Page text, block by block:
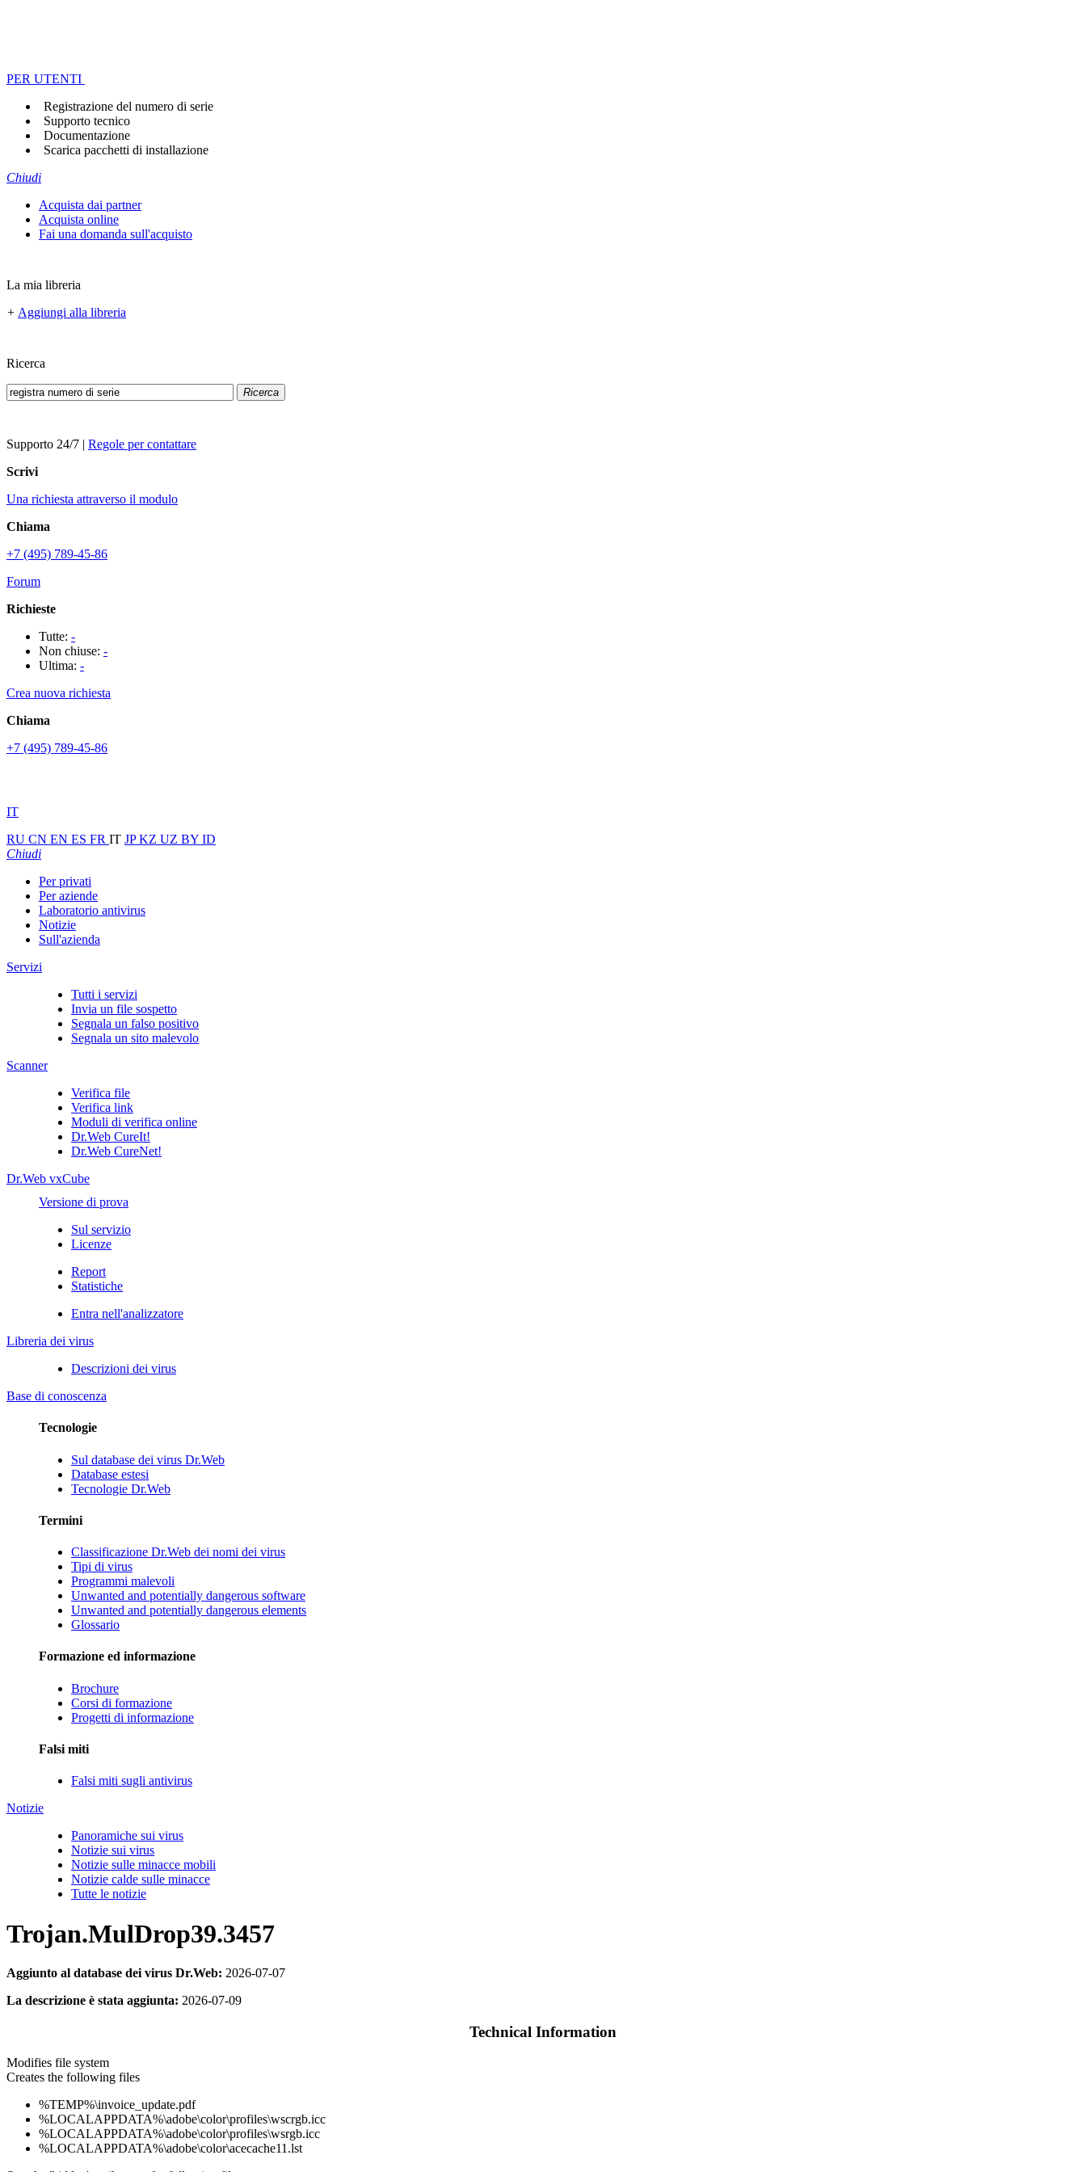
PER UTENTI
Registrazione del numero di serie
Supporto tecnico
Documentazione
Scarica pacchetti di installazione
Chiudi
Acquista dai partner
Acquista online
Fai una domanda sull'acquisto
La mia libreria
+ Aggiungi alla libreria
Ricerca
Ricerca
Supporto 24/7 | Regole per contattare
Scrivi
Una richiesta attraverso il modulo
Chiama
+7 (495) 789-45-86
Forum
Richieste
Tutte: -
Non chiuse: -
Ultima: -
Crea nuova richiesta
Chiama
+7 (495) 789-45-86
IT
RU CN EN ES FR IT JPKZ UZ BY ID
Chiudi
Per privati
Per aziende
Laboratorio antivirus
Notizie
Sull'azienda
Servizi
Tutti i servizi
Invia un file sospetto
Segnala un falso positivo
Segnala un sito malevolo
Scanner
Verifica file
Verifica link
Moduli di verifica online
Dr.Web CureIt!
Dr.Web CureNet!
Dr.Web vxCube
Versione di prova
Sul servizio
Licenze
Report
Statistiche
Entra nell'analizzatore
Libreria dei virus
Descrizioni dei virus
Base di conoscenza
Tecnologie
Sul database dei virus Dr.Web
Database estesi
Tecnologie Dr.Web
Termini
Classificazione Dr.Web dei nomi dei virus
Tipi di virus
Programmi malevoli
Unwanted and potentially dangerous software
Unwanted and potentially dangerous elements
Glossario
Formazione ed informazione
Brochure
Corsi di formazione
Progetti di informazione
Falsi miti
Falsi miti sugli antivirus
Notizie
Panoramiche sui virus
Notizie sui virus
Notizie sulle minacce mobili
Notizie calde sulle minacce
Tutte le notizie
Trojan.MulDrop39.3457
Aggiunto al database dei virus Dr.Web: 2026-07-07
La descrizione è stata aggiunta: 2026-07-09
Technical Information
Modifies file system
Creates the following files
%TEMP%\invoice_update.pdf
%LOCALAPPDATA%\adobe\color\profiles\wscrgb.icc
%LOCALAPPDATA%\adobe\color\profiles\wsrgb.icc
%LOCALAPPDATA%\adobe\color\acecache11.lst